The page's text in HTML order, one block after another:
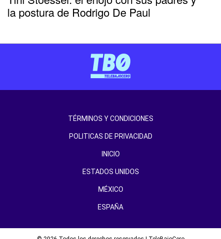
la postura de Rodrigo De Paul
TÉRMINOS Y CONDICIONES
POLITICAS DE PRIVACIDAD
INICIO
ESTADOS UNIDOS
MÉXICO
ESPAÑA